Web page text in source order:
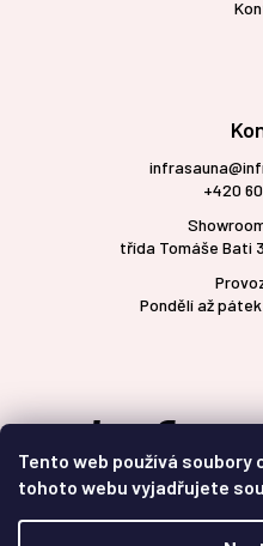
Tento web používá soubory
tohoto webu vyjadřujete
+420
třída Tomáše Bati
Pondělí až